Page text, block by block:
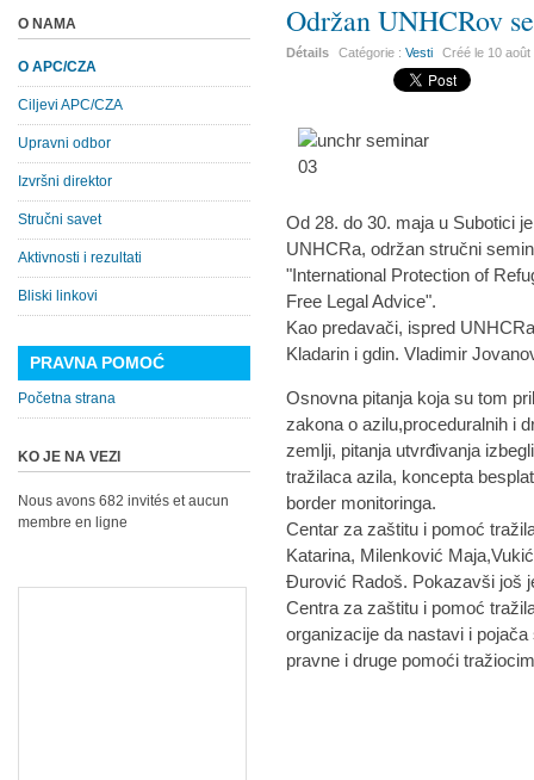
Održan UNHCRov
Détails Catégorie :Vesti Créé le 10 août
Od 28. do 30. maja u Subotici
UNHCRa, održan stručni
"International Protection of
Free Legal Advice".
Kao predavači, ispred
Kladarin i gdin. Vladimir
Osnovna pitanja koja su tom
zakona o azilu,proceduralnih i
zemlji, pitanja utvrđivanja
tražilaca azila, koncepta
border monitoringa.
Centar za zaštitu i pomoć
Katarina, Milenković
Đurović Radoš. Pokazavši još
Centra za zaštitu i pomoć
organizacije da nastavi i
pravne i druge pomoći
O NAMA
O APC/CZA
Ciljevi APC/CZA
Upravni odbor
Izvršni direktor
Stručni savet
Aktivnosti i rezultati
Bliski linkovi
PRAVNA POMOĆ
Početna strana
KO JE NA VEZI
Nous avons 682 invités et aucun
membre en ligne